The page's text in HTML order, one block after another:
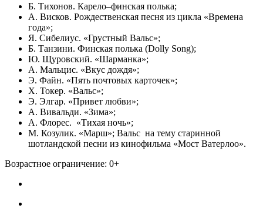
Б. Тихонов. Карело–финская полька;
А. Висков. Рождественская песня из цикла «Времена
года»;
Я. Сибелиус. «Грустный Вальс»;
Б. Танзини. Финская полька (Dolly Song);
Ю. Щуровский. «Шарманка»;
А. Мальцис. «Вкус дождя»;
Э. Файн. «Пять почтовых карточек»;
Х. Токер. «Вальс»;
Э. Элгар. «Привет любви»;
А. Вивальди. «Зима»;
А. Флорес. «Тихая ночь»;
М. Козулик. «Марш»; Вальс на тему старинной
шотландской песни из кинофильма «Мост Ватерлоо».
Возрастное ограничение: 0+